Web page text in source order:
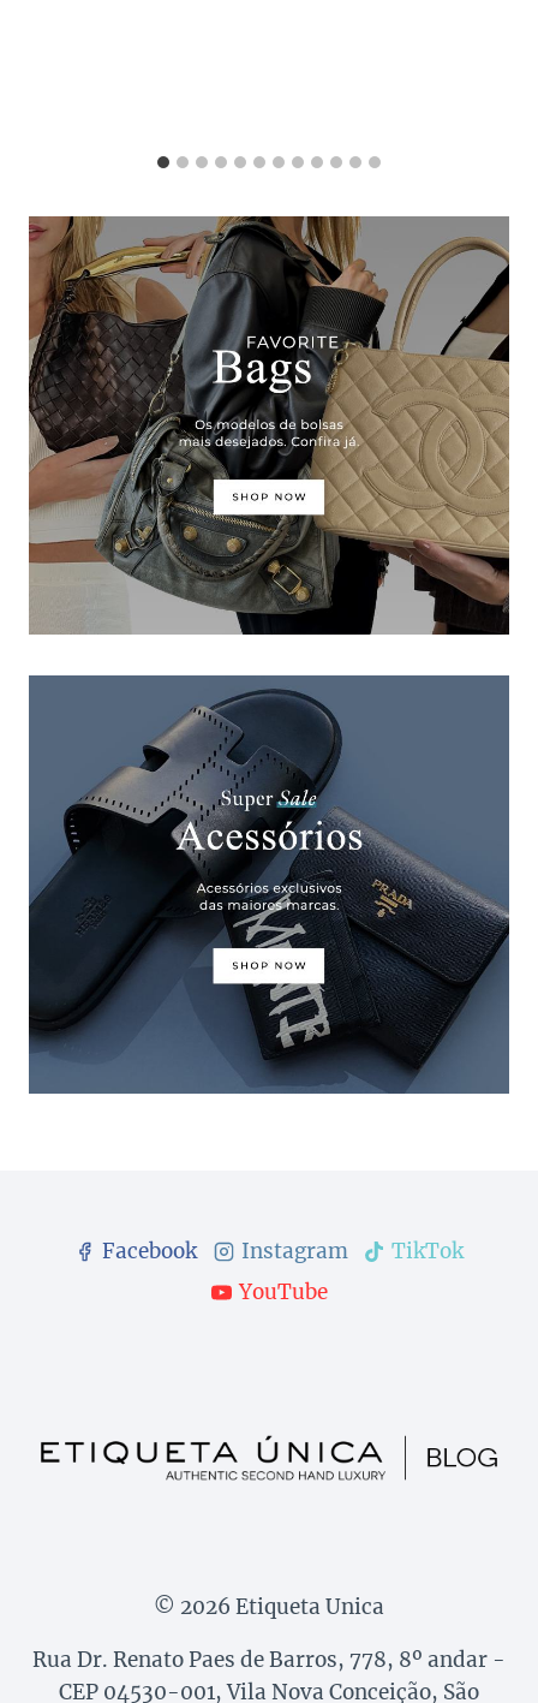
Facebook Instagram
TikTok
YouTube
© 2026 Etiqueta Unica
Rua Dr. Renato Paes de Barros, 778, 8º andar -
CEP 04530-001, Vila Nova Conceição, São